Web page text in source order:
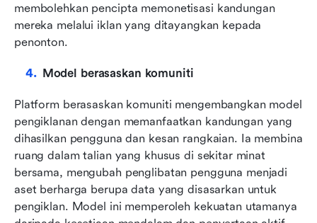
membolehkan pencipta memonetisasi kandungan
mereka melalui iklan yang ditayangkan kepada
penonton.
Model berasaskan komuniti
Platform berasaskan komuniti mengembangkan model
pengiklanan dengan memanfaatkan kandungan yang
dihasilkan pengguna dan kesan rangkaian. Ia membina
ruang dalam talian yang khusus di sekitar minat
bersama, mengubah penglibatan pengguna menjadi
aset berharga berupa data yang disasarkan untuk
pengiklan. Model ini memperoleh kekuatan utamanya